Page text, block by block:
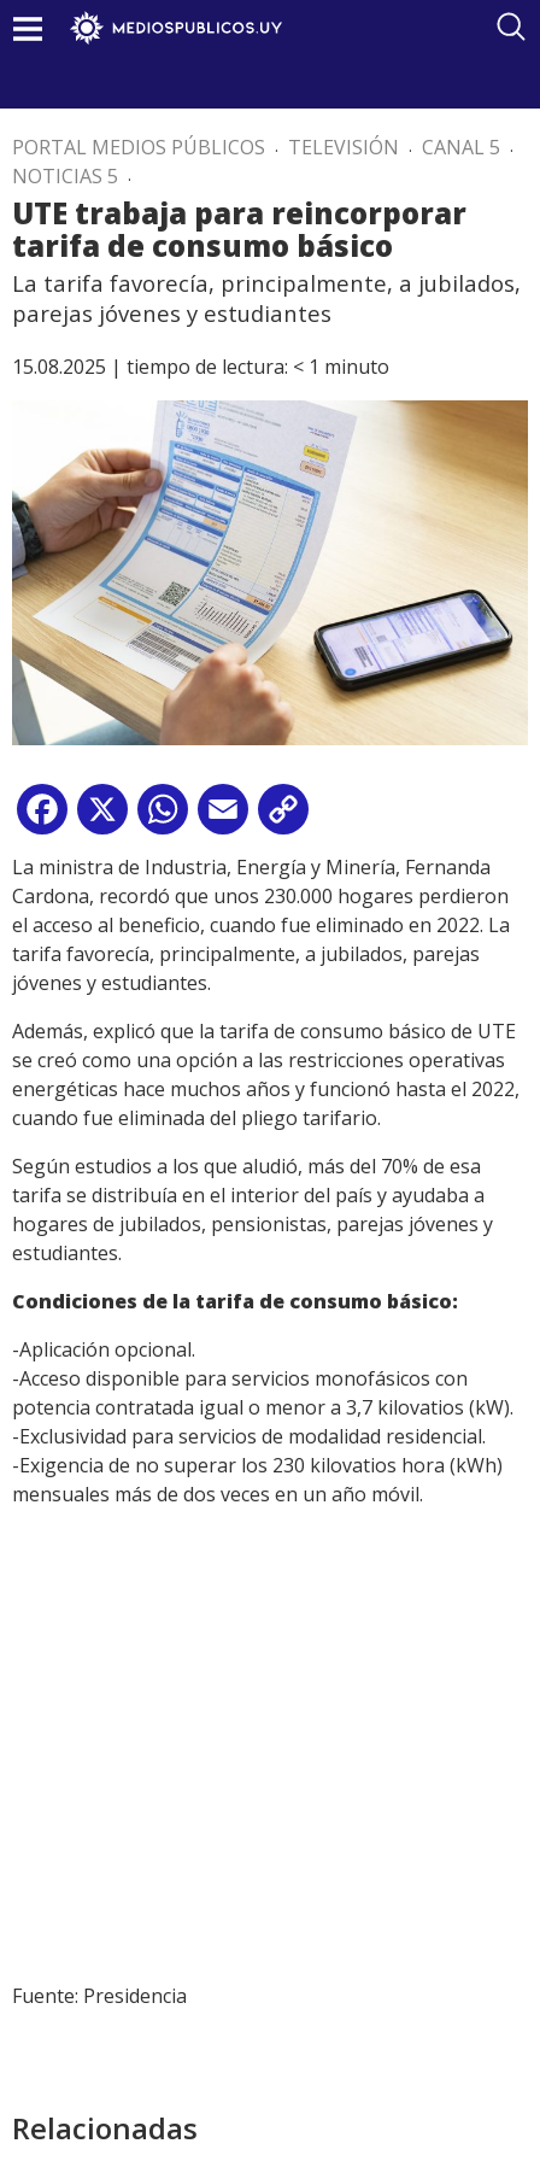
PORTAL MEDIOS PÚBLICOS . TELEVISIÓN . CANAL 5 .
NOTICIAS 5 .
UTE trabaja para reincorporar
tarifa de consumo básico
La tarifa favorecía, principalmente, a jubilados,
parejas jóvenes y estudiantes
15.08.2025 | tiempo de lectura: < 1 minuto
Facebook
X WhatsApp
Email
Link
La ministra de Industria, Energía y Minería, Fernanda
Cardona, recordó que unos 230.000 hogares perdieron
el acceso al beneficio, cuando fue eliminado en 2022. La
tarifa favorecía, principalmente, a jubilados, parejas
jóvenes y estudiantes.
Además, explicó que la tarifa de consumo básico de UTE
se creó como una opción a las restricciones operativas
energéticas hace muchos años y funcionó hasta el 2022,
cuando fue eliminada del pliego tarifario.
Según estudios a los que aludió, más del 70% de esa
tarifa se distribuía en el interior del país y ayudaba a
hogares de jubilados, pensionistas, parejas jóvenes y
estudiantes.
Condiciones de la tarifa de consumo básico:
-Aplicación opcional.
-Acceso disponible para servicios monofásicos con
potencia contratada igual o menor a 3,7 kilovatios (kW).
-Exclusividad para servicios de modalidad residencial.
-Exigencia de no superar los 230 kilovatios hora (kWh)
mensuales más de dos veces en un año móvil.
Fuente: Presidencia
Relacionadas